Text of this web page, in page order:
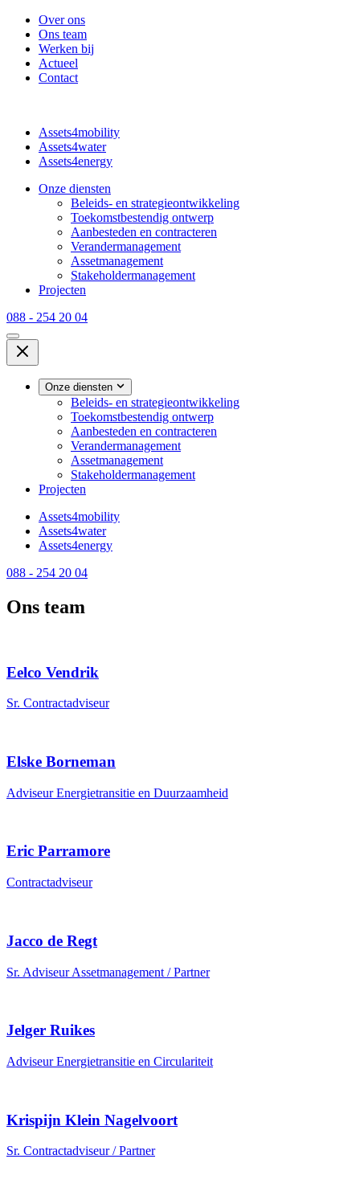
Over ons
Ons team
Werken bij
Actueel
Contact
Assets4mobility
Assets4water
Assets4energy
Onze diensten
Beleids- en strategieontwikkeling
Toekomstbestendig ontwerp
Aanbesteden en contracteren
Verandermanagement
Assetmanagement
Stakeholdermanagement
Projecten
088 - 254 20 04
Onze diensten
Beleids- en strategieontwikkeling
Toekomstbestendig ontwerp
Aanbesteden en contracteren
Verandermanagement
Assetmanagement
Stakeholdermanagement
Projecten
Assets4mobility
Assets4water
Assets4energy
088 - 254 20 04
Ons team
Eelco Vendrik
Sr. Contractadviseur
Elske Borneman
Adviseur Energietransitie en Duurzaamheid
Eric Parramore
Contractadviseur
Jacco de Regt
Sr. Adviseur Assetmanagement / Partner
Jelger Ruikes
Adviseur Energietransitie en Circulariteit
Krispijn Klein Nagelvoort
Sr. Contractadviseur / Partner